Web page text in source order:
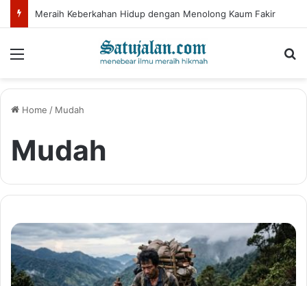
Meraih Keberkahan Hidup dengan Menolong Kaum Fakir
Menu
Home / Mudah
Mudah